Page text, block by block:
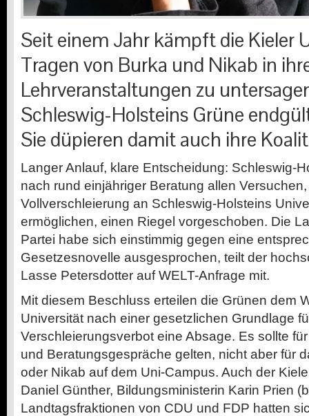
Seit einem Jahr kämpft die Kieler
Tragen von Burka und Nikab in
Lehrveranstaltungen zu
Schleswig-Holsteins Grüne
Sie düpieren damit auch ihre
Langer Anlauf, klare Entscheidung: Schleswig-
nach rund einjähriger Beratung allen
Vollverschleierung an Schleswig-Holsteins
ermöglichen, einen Riegel vorgeschoben. Die
Partei habe sich einstimmig gegen eine
Gesetzesnovelle ausgesprochen, teilt der
Lasse Petersdotter auf WELT-Anfrage mit.
Mit diesem Beschluss erteilen die Grünen dem
Universität nach einer gesetzlichen Grundlage
Verschleierungsverbot eine Absage. Es sollte
und Beratungsgespräche gelten, nicht aber für
oder Nikab auf dem Uni-Campus. Auch der
Daniel Günther, Bildungsministerin Karin Prien
Landtagsfraktionen von CDU und FDP hatten